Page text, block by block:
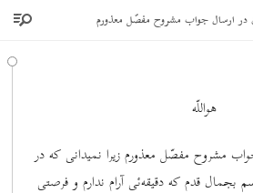
در ارسال جواب مشروح مفصّل معذورم
هواللّه
مشروح مفصّل معذورم زیرا نمیدانی که در
بجمال قدم که دقیقه‌ئی آرام ندارم و فرصتی